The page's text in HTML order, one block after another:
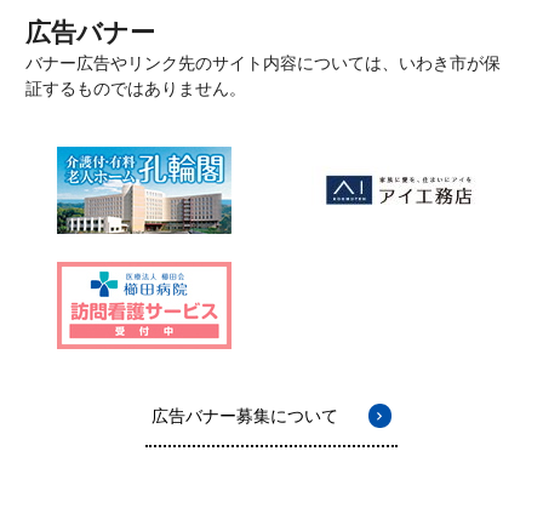
広告バナー
バナー広告やリンク先のサイト内容については、いわき市が保
証するものではありません。
広告バナー募集について